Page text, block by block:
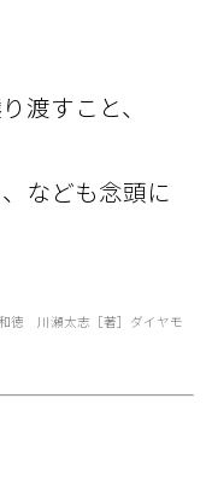
渡すこと、
なども念頭に
徳 川瀬太志［著］ダイヤモ